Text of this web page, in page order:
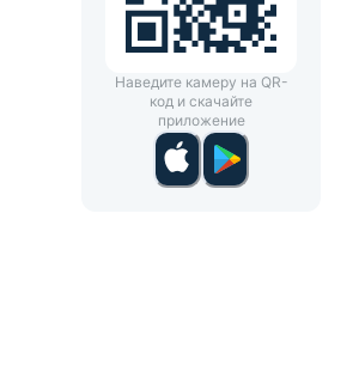
Наведите камеру на QR-
код и скачайте
приложение